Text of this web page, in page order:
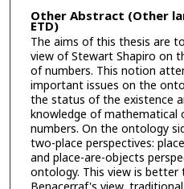
Other Abstract (Other
ETD)
The aims of this thesis are
view of Stewart Shapiro on
of numbers. This notion
important issues on the
the status of the existence
knowledge of mathematical
numbers. On the ontology
two-place perspectives:
and place-are-objects
ontology. This view is better